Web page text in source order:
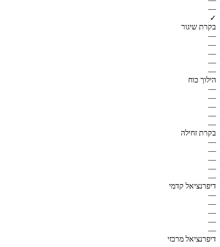
—
✓
בקרת שיגור
—
—
—
—
—
הילוך כוח
—
—
—
—
—
בקרת זחילה
—
—
—
—
—
דיפרנציאל קדמי
—
—
—
—
—
דיפרנציאל מרכזי